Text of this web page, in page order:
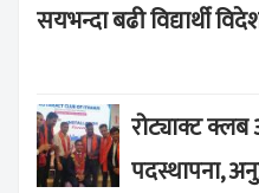
सयभन्दा बढी विद्यार्थी
रोट्याक्ट
पदस्थापना,